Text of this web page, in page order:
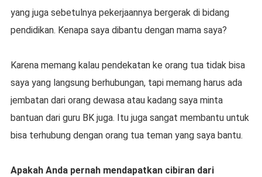
yang juga sebetulnya pekerjaannya bergerak di bidang
pendidikan. Kenapa saya dibantu dengan mama saya?
Karena memang kalau pendekatan ke orang tua tidak bisa
saya yang langsung berhubungan, tapi memang harus ada
jembatan dari orang dewasa atau kadang saya minta
bantuan dari guru BK juga. Itu juga sangat membantu untuk
bisa terhubung dengan orang tua teman yang saya bantu.
Apakah Anda pernah mendapatkan cibiran dari